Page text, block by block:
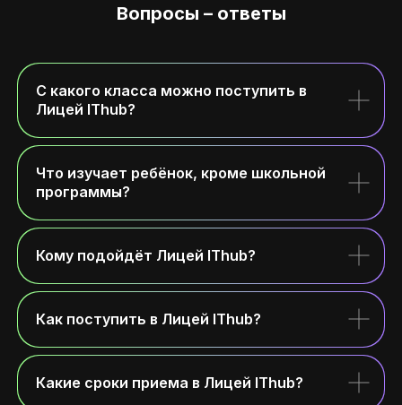
Вопросы – ответы
С какого класса можно поступить в
Лицей IThub?
Что изучает ребёнок, кроме школьной
программы?
Кому подойдёт Лицей IThub?
Как поступить в Лицей IThub?
Какие сроки приема в Лицей IThub?